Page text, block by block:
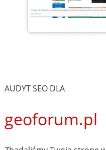
AUDYT SEO DLA
geoforum.pl